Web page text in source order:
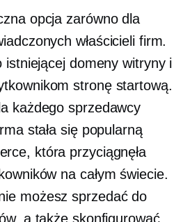
opcja zarówno dla
właścicieli firm.
istniejącej domeny witryny i
stronę startową.
każdego sprzedawcy
stała się popularną
która przyciągnęła
na całym świecie.
możesz sprzedać do
a także skonfigurować